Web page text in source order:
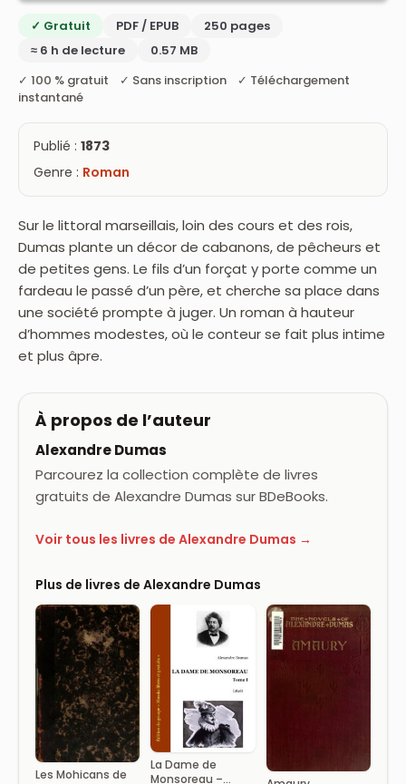
✓ Gratuit PDF / EPUB
250 pages
≈ 6 h de lecture
0.57 MB
✓ 100 % gratuit ✓ Sans inscription ✓ Téléchargement
instantané
Publié : 1873
Genre : Roman
Sur le littoral marseillais, loin des cours et des rois,
Dumas plante un décor de cabanons, de pêcheurs et
de petites gens. Le fils d’un forçat y porte comme un
fardeau le passé d’un père, et cherche sa place dans
une société prompte à juger. Un roman à hauteur
d’hommes modestes, où le conteur se fait plus intime
et plus âpre.
À propos de l’auteur
Alexandre Dumas
Parcourez la collection complète de livres
gratuits de Alexandre Dumas sur BDeBooks.
Voir tous les livres de Alexandre Dumas →
Plus de livres de Alexandre Dumas
Les Mohicans de
La Dame de
Monsoreau –